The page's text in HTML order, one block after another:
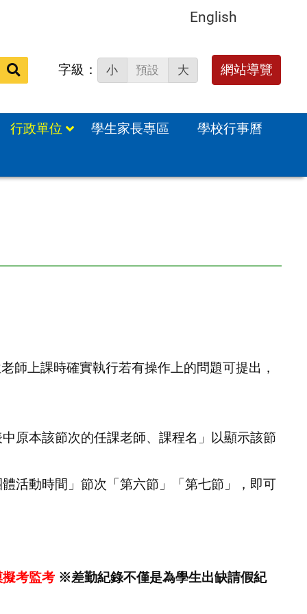
English
搜
字級： 小 預設 大 網站導覽
行政單位 學生家長專區 學校行事曆
師上課時確實執行若有操作上的問題可提出，
原本該節次的任課老師、課程名」 以顯示該節
體活動時間」節次「第六節」「第七節」，即可
考監考 ※差勤紀錄不僅是為學生出缺請假紀